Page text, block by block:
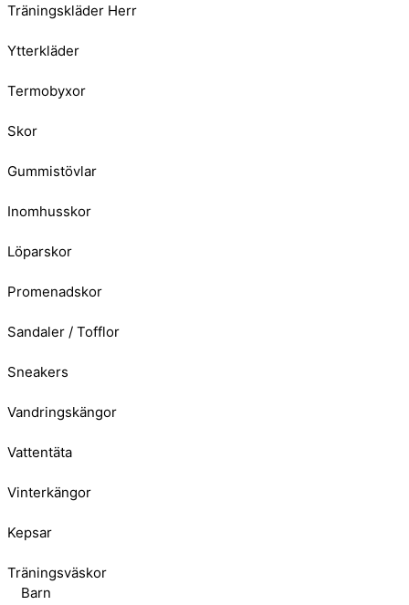
Träningskläder Herr
Ytterkläder
Termobyxor
Skor
Gummistövlar
Inomhusskor
Löparskor
Promenadskor
Sandaler / Tofflor
Sneakers
Vandringskängor
Vattentäta
Vinterkängor
Kepsar
Träningsväskor
Barn